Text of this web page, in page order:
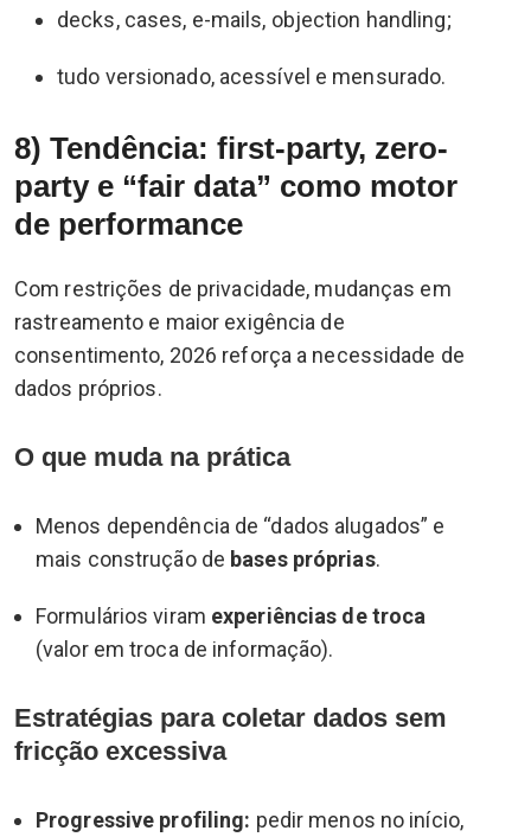
decks, cases, e-mails, objection handling;
tudo versionado, acessível e mensurado.
8) Tendência: first-party, zero-
party e “fair data” como motor
de performance
Com restrições de privacidade, mudanças em
rastreamento e maior exigência de
consentimento, 2026 reforça a necessidade de
dados próprios.
O que muda na prática
Menos dependência de “dados alugados” e
mais construção de bases próprias.
Formulários viram experiências de troca
(valor em troca de informação).
Estratégias para coletar dados sem
fricção excessiva
Progressive profiling: pedir menos no início,